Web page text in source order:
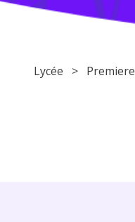
Lycée > Premiere